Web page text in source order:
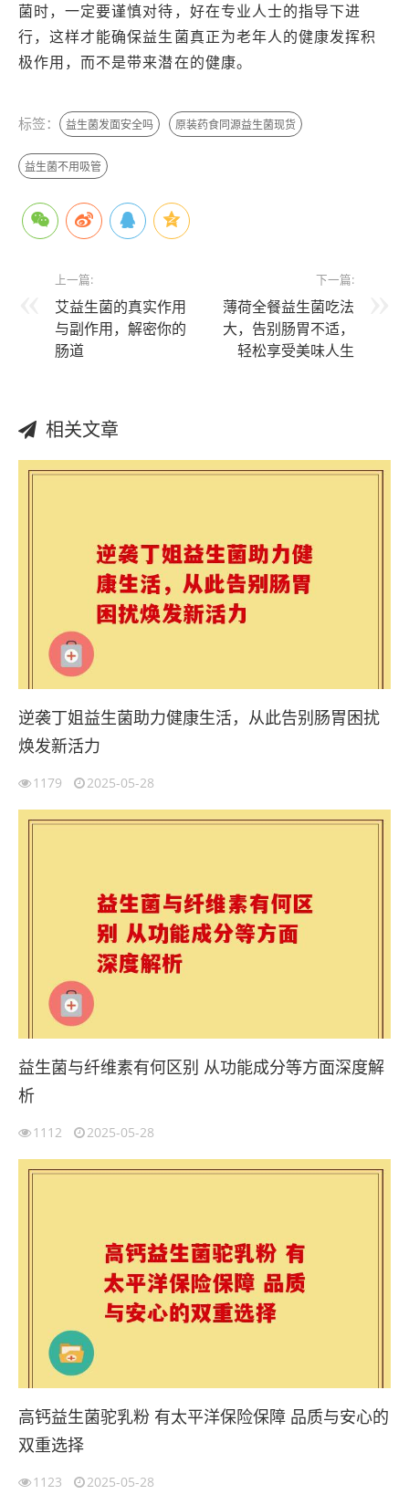
菌时，一定要谨慎对待，好在专业人士的指导下进
行，这样才能确保益生菌真正为老年人的健康发挥积
极作用，而不是带来潜在的健康。
标签： 益生菌发面安全吗 原装药食同源益生菌现货
益生菌不用吸管
上一篇:
艾益生菌的真实作用
与副作用，解密你的
肠道
下一篇:
薄荷全餐益生菌吃法
大，告别肠胃不适，
轻松享受美味人生
相关文章
逆袭丁姐益生菌助力健康生活，从此告别肠胃困扰
焕发新活力
1179 2025-05-28
益生菌与纤维素有何区别 从功能成分等方面深度解
析
1112 2025-05-28
高钙益生菌驼乳粉 有太平洋保险保障 品质与安心的
双重选择
1123 2025-05-28